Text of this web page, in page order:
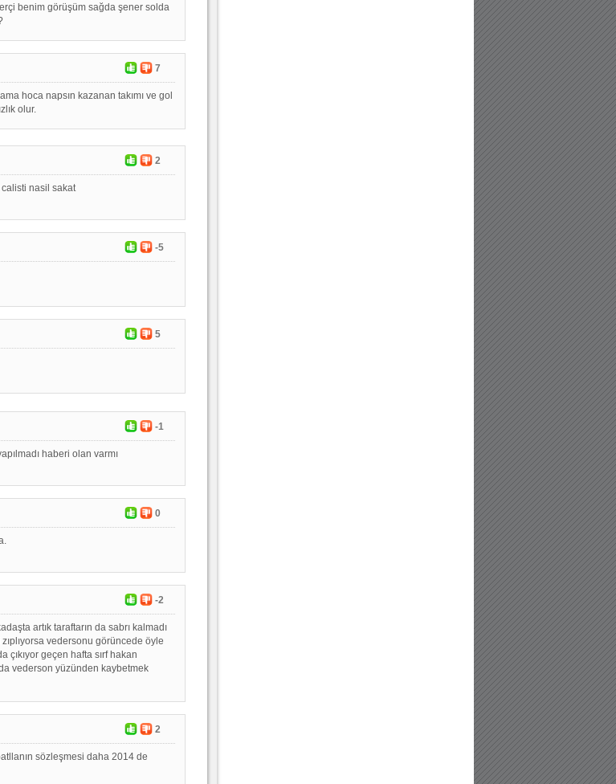
benim görüşüm sağda şener solda
7
hoca napsın kazanan takımı ve gol
olur.
2
nasil sakat
-5
5
-1
haberi olan varmı
0
-2
artık taraftarın da sabrı kalmadı
vedersonu görüncede öyle
çıkıyor geçen hafta sırf hakan
vederson yüzünden kaybetmek
2
sözleşmesi daha 2014 de